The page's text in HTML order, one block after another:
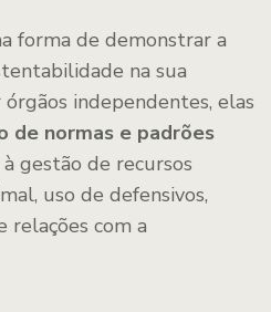
forma de demonstrar a
na sua
independentes, elas
de normas e padrões
gestão de recursos
uso de defensivos,
relações com a